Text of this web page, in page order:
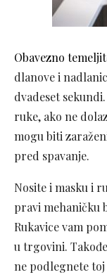
Obavezno
dlanove i
dvadeset
ruke, ako ne
mogu biti
pred spavanje.
Nosite i masku i
pravi mehaničku
Rukavice vam
u trgovini.
ne podlegnete